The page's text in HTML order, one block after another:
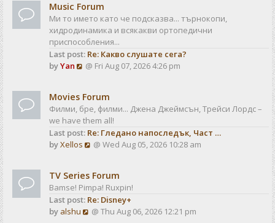
s
t
p
o
s
t
w
t
h
e
l
a
s
t
p
o
s
Music Forum
Ми то името като че подсказва... търнокопи,
хидродинамика и всякакви ортопедични
приспособления...
Last post: Re: Какво слушате сега?
byYan
V
w
t
h
e
e
s
t
p
@ Fri Aug 07, 2026 4:26 pm
Movies Forum
Филми, бре, филми... Джена Джеймсън, Трейси Лордс –
we have them all!
Last post: Re: Гледано напоследък, Част …
byXellos
V
w
t
h
e
@ Wed Aug 05, 2026 10:28 am
TV Series Forum
Bamse! Pimpa! Ruxpin!
Last post: Re: Disney+
by alshu
V@ Thu Aug 06, 2026 12:21 pm